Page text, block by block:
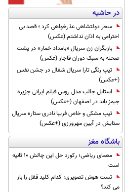
در حاشیه
سحر دولتشاهی عذرخواهی کرد ؛ قصد بی
احترامی به اذان نداشتم (عکس)
بازیگران زن سریال «بامداد خمار» در پشت
صحنه به سبک دوران قاجار (عکس)
تیپ رنگی تارا سریال شغال در جشن نفس
(+عکس)
استایل جالب مدل روس فیلم ایرانی جزیره
جیمز باند در اصفهان (+عکس)
تیپ مشکی و خاص فریبا نادری ستاره سریال
ستایش در آیین مهرورزی (+عکس)
باشگاه مغز
معمای ریاضی؛ رکورد حل این چالش 10 ثانیه
است
تست هوش تصویری: کدام کلید قفل را باز
می کند؟